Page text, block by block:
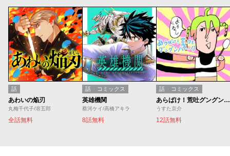
話
あわいの焔刃
丸梅千代子/溶五郎
全話無料
話 コミックス
英雄機関
蔡河ケイ/高橋アキラ
8話無料
話 コミックス
あらばけ！荒吐グングンパーク
うすた京介
12話無料